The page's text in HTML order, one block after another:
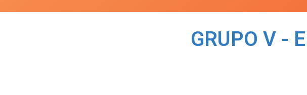
GRUPO V -